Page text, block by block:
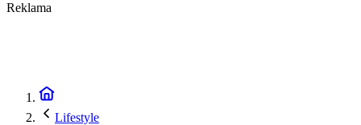
Reklama
Lifestyle